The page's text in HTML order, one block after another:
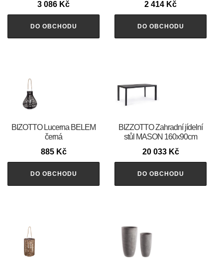
3 086 Kč
DO OBCHODU
2 414 Kč
DO OBCHODU
BIZOTTO Lucerna BELEM
černá
885 Kč
DO OBCHODU
BIZZOTTO Zahradní jídelní
stůl MASON 160x90cm
20 033 Kč
DO OBCHODU